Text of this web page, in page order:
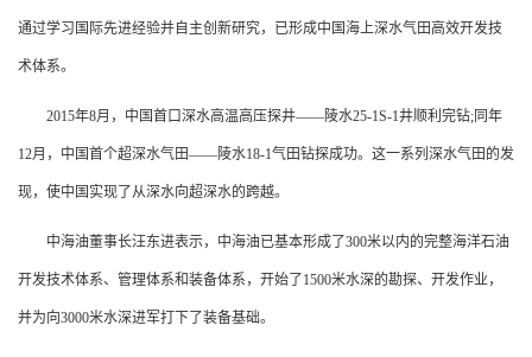
通过学习国际先进经验并自主创新研究，已形成中国海上深水气田高效开发技
术体系。
2015年8月，中国首口深水高温高压探井——陵水25-1S-1井顺利完钻;同年
12月，中国首个超深水气田——陵水18-1气田钻探成功。这一系列深水气田的发
现，使中国实现了从深水向超深水的跨越。
中海油董事长汪东进表示，中海油已基本形成了300米以内的完整海洋石油
开发技术体系、管理体系和装备体系，开始了1500米水深的勘探、开发作业，
并为向3000米水深进军打下了装备基础。